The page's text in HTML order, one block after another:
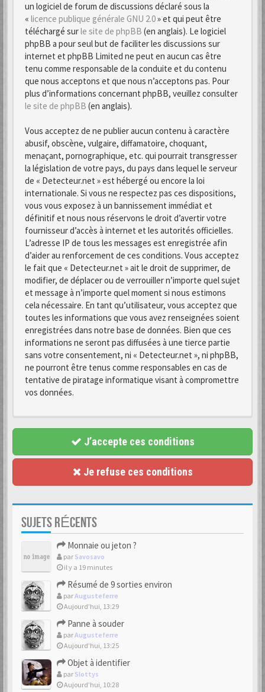
un logiciel de forum de discussions déclaré sous la
« licence publique générale GNU 2.0» et qui peut être
téléchargé surle site de phpBB (en anglais). Le logiciel
phpBB a pour seul but de faciliter les discussions sur
internet et phpBB Limited ne peut en aucun cas être
tenu comme responsable de la conduite et du contenu
que nous acceptons et que nous n’acceptons pas. Pour
plus d’informations concernant phpBB, veuillez consulter
le site de phpBB (en anglais).
Vous acceptez de ne publier aucun contenu à caractère
abusif, obscène, vulgaire, diffamatoire, choquant,
menaçant, pornographique, etc. qui pourrait transgresser
la législation de votre pays, du pays dans lequel le serveur
de « Detecteur.net » est hébergé ou encore la loi
internationale. Si vous ne respectez pas ces dispositions,
vous vous exposez à un bannissement immédiat et
définitif et nous nous réservons le droit d’avertir votre
fournisseur d’accès à internet et les autorités officielles.
L’adresse IP de tous les messages est enregistrée afin
d’aider au renforcement de ces conditions. Vous acceptez
le fait que « Detecteur.net » ait le droit de supprimer, de
modifier, de déplacer ou de verrouiller n’importe quel sujet
et message à n’importe quel moment si nous estimons
cela nécessaire. En tant qu’utilisateur, vous acceptez que
toutes les informations que vous avez renseignées soient
enregistrées dans notre base de données. Bien que ces
informations ne seront pas diffusées à une tierce partie
sans votre consentement, ni « Detecteur.net », ni phpBB,
ne pourront être tenus comme responsables en cas de
tentative de piratage informatique visant à compromettre
vos données.
J’accepte ces conditions
Je refuse ces conditions
SUJETS RÉCENTS
Monnaie ou jeton ?
par Savosavo
il y a 19 minutes
Résumé de 9 sorties environ
parAugusteferre
Aujourd’hui, 13:29
Panne à souder
parAugusteferre
Aujourd’hui, 13:25
Objet à identifier
par Slottys
Aujourd’hui, 10:28